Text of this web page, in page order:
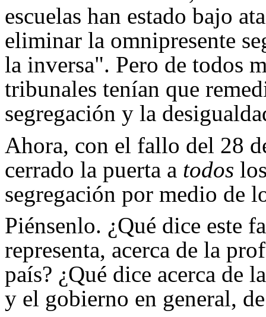
escuelas han estado bajo
eliminar la omnipresente
la inversa". Pero de todos
tribunales tenían que
segregación y la
Ahora, con el fallo del 28
cerrado la puerta a todos
segregación por medio de
Piénsenlo. ¿Qué dice este
representa, acerca de la
país? ¿Qué dice acerca de
y el gobierno en general,